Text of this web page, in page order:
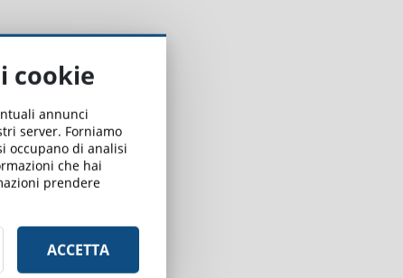
cookie
annunci
server. Forniamo
occupano di analisi
che hai
prendere
ACCETTA